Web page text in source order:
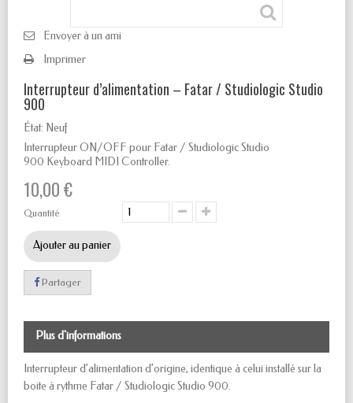
Envoyer à un ami
Imprimer
Interrupteur d’alimentation – Fatar / Studiologic Studio
900
État: Neuf
Interrupteur ON/OFF pour Fatar / Studiologic Studio
900 Keyboard MIDI Controller.
10,00 €
Quantité
Ajouter au panier
Partager
Plus d'informations
Interrupteur d’alimentation d’origine, identique à celui installé sur la
boite à rythme Fatar / Studiologic Studio 900.